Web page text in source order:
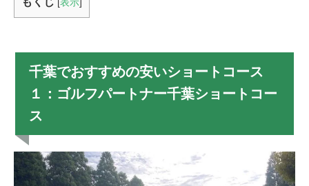
[表示]
千葉でおすすめの安いショートコース
１：ゴルフパートナー千葉ショートコー
ス